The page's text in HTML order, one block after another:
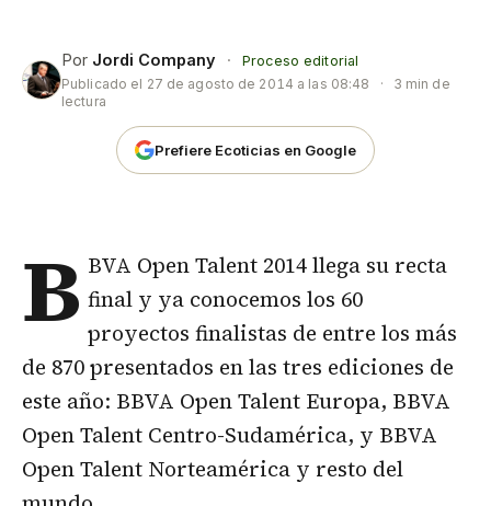
Por Jordi Company ·
Proceso editorial
Publicado el 27 de agosto de 2014 a las 08:48 ·
3 min de
lectura
Prefiere Ecoticias en Google
B BVA Open Talent 2014 llega su recta
final y ya conocemos los 60
proyectos finalistas de entre los más
de 870 presentados en las tres ediciones de
este año: BBVA Open Talent Europa, BBVA
Open Talent Centro-Sudamérica, y BBVA
Open Talent Norteamérica y resto del